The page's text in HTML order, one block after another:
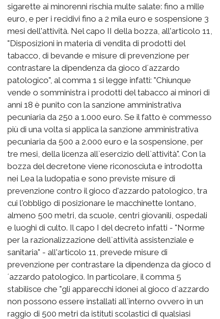
sigarette ai minorenni rischia multe salate: fino a mille
euro, e per i recidivi fino a 2 mila euro e sospensione 3
mesi dell'attività. Nel capo II della bozza, all'articolo 11,
"Disposizioni in materia di vendita di prodotti del
tabacco, di bevande e misure di prevenzione per
contrastare la dipendenza da gioco d´azzardo
patologico", al comma 1 si legge infatti: "Chiunque
vende o somministra i prodotti del tabacco ai minori di
anni 18 è punito con la sanzione amministrativa
pecuniaria da 250 a 1.000 euro. Se il fatto è commesso
più di una volta si applica la sanzione amministrativa
pecuniaria da 500 a 2.000 euro e la sospensione, per
tre mesi, della licenza all`esercizio dell`attività". Con la
bozza del decretone viene riconosciuta e introdotta
nei Lea la ludopatia e sono previste misure di
prevenzione contro il gioco d'azzardo patologico, tra
cui l'obbligo di posizionare le macchinette lontano,
almeno 500 metri, da scuole, centri giovanili, ospedali
e luoghi di culto. Il capo I del decreto infatti - "Norme
per la razionalizzazione dell`attività assistenziale e
sanitaria" - all'articolo 11, prevede misure di
prevenzione per contrastare la dipendenza da gioco d
´azzardo patologico. In particolare, il comma 5
stabilisce che "gli apparecchi idonei al gioco d`azzardo
non possono essere installati all`interno ovvero in un
raggio di 500 metri da istituti scolastici di qualsiasi